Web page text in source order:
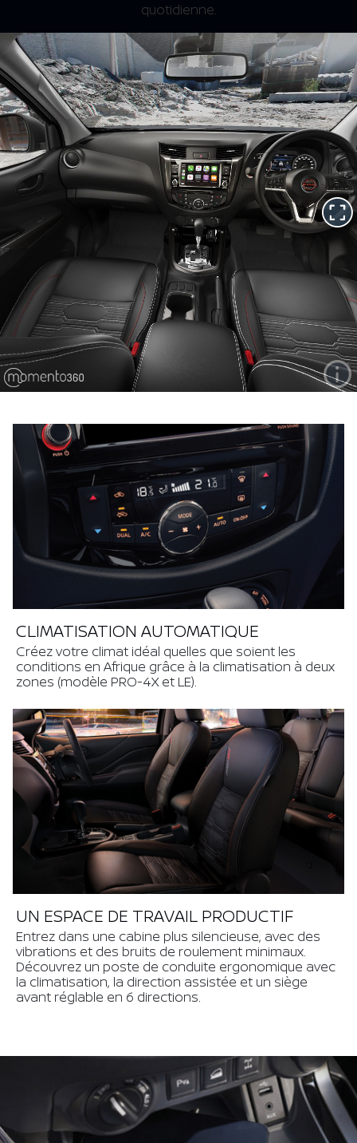
quotidienne.
CLIMATISATION AUTOMATIQUE
Créez votre climat idéal quelles que soient les
conditions en Afrique grâce à la climatisation à deux
zones (modèle PRO-4X et LE).
UN ESPACE DE TRAVAIL PRODUCTIF
Entrez dans une cabine plus silencieuse, avec des
vibrations et des bruits de roulement minimaux.
Découvrez un poste de conduite ergonomique avec
la climatisation, la direction assistée et un siège
avant réglable en 6 directions.